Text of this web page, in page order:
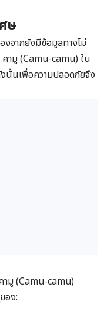
ษ
จากยังมีข้อมูลทางไม่
ามู (Camu-camu) ใน
นั้นเพื่อความปลอดภัยจึง
ามู (Camu-camu)
อง: